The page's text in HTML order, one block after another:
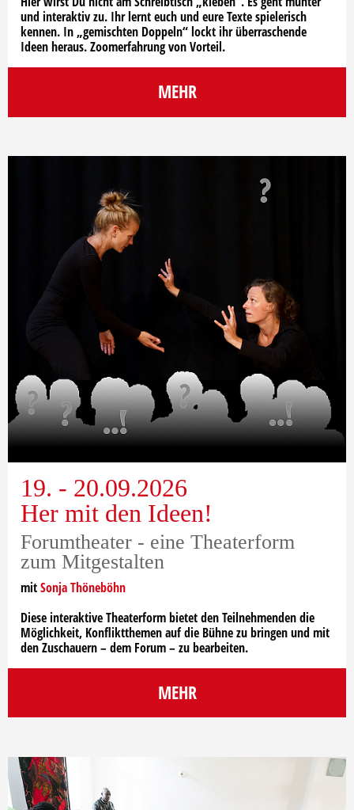
und interaktiv zu. Ihr lernt euch und eure Texte spielerisch
kennen. In „gemischten Doppeln“ lockt ihr überraschende
Ideen heraus. Zoomerfahrung von Vorteil.
MEHR
19. - 20.09.2026
Her mit den Ideen!
Forumtheater - eine Theaterform
zum Mitgestalten
mitSonja Thöneböhn
Diese interaktive Theaterform bietet den Teilnehmenden die
Möglichkeit, Konfliktthemen auf die Bühne zu bringen und mit
den Zuschauern – dem Forum – zu bearbeiten.
MEHR